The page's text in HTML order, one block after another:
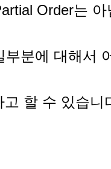
Order는 아
분에 대해서
고 할 수 있습니